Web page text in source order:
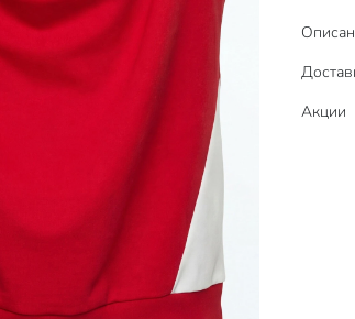
Акции